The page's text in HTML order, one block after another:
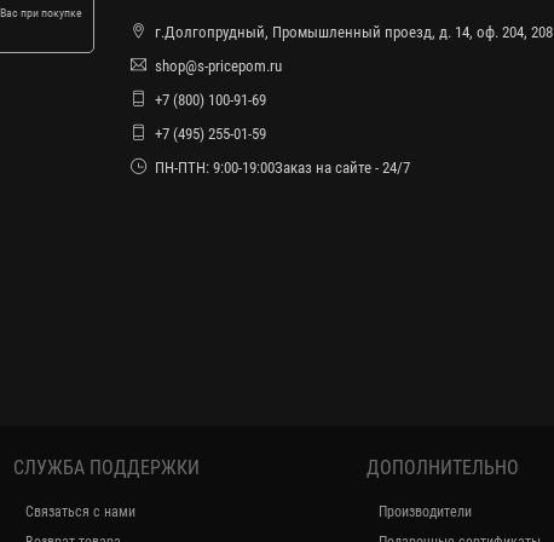
при покупке
г.Долгопрудный, Промышленный проезд, д. 14, оф. 204, 208
shop@s-pricepom.ru
+7 (800) 100-91-69
+7 (495) 255-01-59
ПН-ПТН: 9:00-19:00Заказ на сайте - 24/7
СЛУЖБА ПОДДЕРЖКИ
Связаться с нами
ДОПОЛНИТЕЛЬНО
Производители